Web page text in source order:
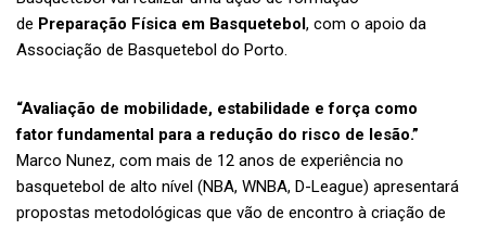
de Preparação Física em Basquetebol, com o apoio da
Associação de Basquetebol do Porto.
“Avaliação de mobilidade, estabilidade e força como
fatorfundamental para a redução do risco de lesão.”
Marco Nunez, com mais de 12 anos de experiência no
basquetebol de alto nível (NBA, WNBA, D-League) apresentará
propostas metodológicas que vão de encontro à criação de